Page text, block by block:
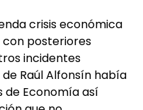
crisis económica
posteriores
incidentes
Raúl Alfonsín había
de Economía así